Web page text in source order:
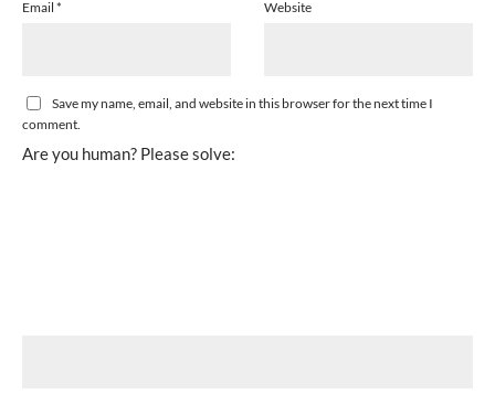
Email * Website
Save my name, email, and website in this browser for the next time I
comment.
Are you human? Please solve: